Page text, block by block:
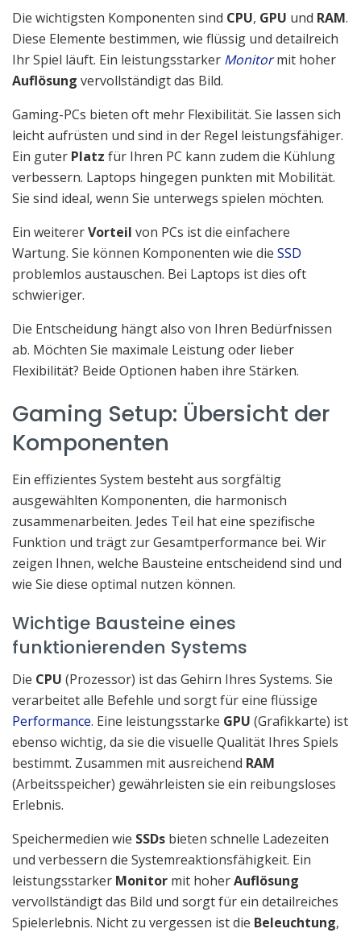
Die wichtigsten Komponenten sind CPU, GPU und RAM.
Diese Elemente bestimmen, wie flüssig und detailreich
Ihr Spiel läuft. Ein leistungsstarker Monitormit hoher
Auflösung vervollständigt das Bild.
Gaming-PCs bieten oft mehr Flexibilität. Sie lassen sich
leicht aufrüsten und sind in der Regel leistungsfähiger.
Ein guter Platz für Ihren PC kann zudem die Kühlung
verbessern. Laptops hingegen punkten mit Mobilität.
Sie sind ideal, wenn Sie unterwegs spielen möchten.
Ein weitererVorteil von PCs ist die einfachere
Wartung. Sie können Komponenten wie die SSD
problemlos austauschen. Bei Laptops ist dies oft
schwieriger.
Die Entscheidung hängt also von Ihren Bedürfnissen
ab. Möchten Sie maximale Leistung oder lieber
Flexibilität? Beide Optionen haben ihre Stärken.
Gaming Setup: Übersicht der
Komponenten
Ein effizientes System besteht aus sorgfältig
ausgewählten Komponenten, die harmonisch
zusammenarbeiten. Jedes Teil hat eine spezifische
Funktion und trägt zur Gesamtperformance bei. Wir
zeigen Ihnen, welche Bausteine entscheidend sind und
wie Sie diese optimal nutzen können.
Wichtige Bausteine eines
funktionierenden Systems
Die CPU (Prozessor) ist das Gehirn Ihres Systems. Sie
verarbeitet alle Befehle und sorgt für eine flüssige
Performance. Eine leistungsstarke GPU (Grafikkarte) ist
ebenso wichtig, da sie die visuelle Qualität Ihres Spiels
bestimmt. Zusammen mit ausreichend RAM
(Arbeitsspeicher) gewährleisten sie ein reibungsloses
Erlebnis.
Speichermedien wie SSDs bieten schnelle Ladezeiten
und verbessern die Systemreaktionsfähigkeit. Ein
leistungsstarker Monitor mit hoherAuflösung
vervollständigt das Bild und sorgt für ein detailreiches
Spielerlebnis. Nicht zu vergessen ist die Beleuchtung,